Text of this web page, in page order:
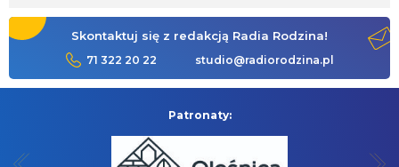
Skontaktuj się z redakcją Radia Rodzina!
71 322 20 22 studio@radiorodzina.pl
Patronaty: